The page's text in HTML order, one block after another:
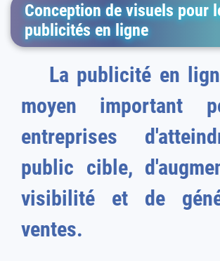
Conception de visuels pour
publicités en ligne
La publicité en ligne est un
moyen important
entreprises
public cible,
visibilité et de
ventes.